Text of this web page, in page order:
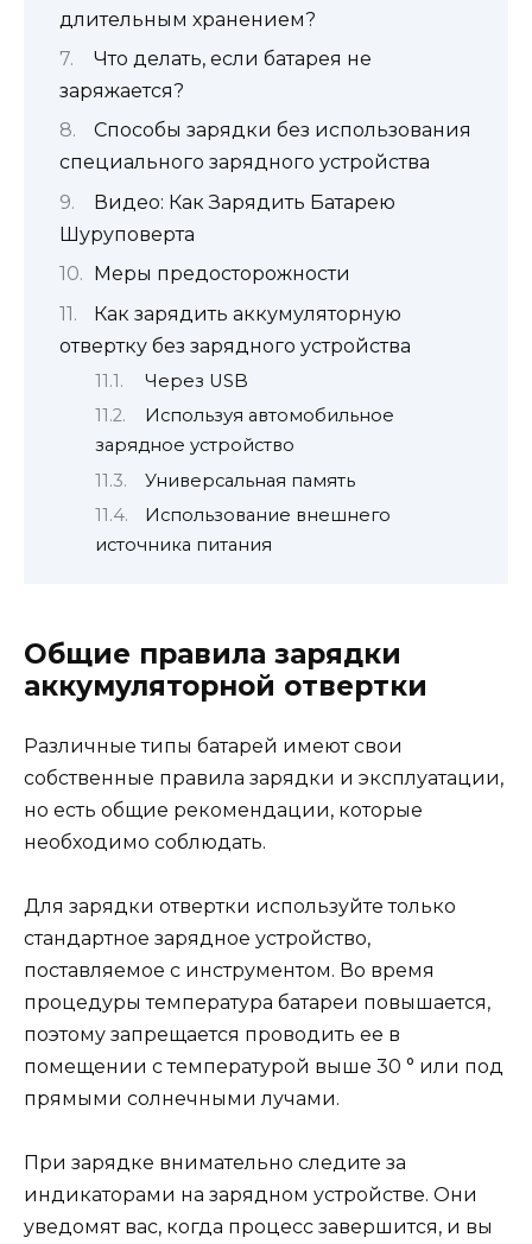
длительным хранением?
Что делать, если батарея не
заряжается?
Способы зарядки без использования
специального зарядного устройства
Видео: Как Зарядить Батарею
Шуруповерта
Меры предосторожности
Как зарядить аккумуляторную
отвертку без зарядного устройства
Через USB
Используя автомобильное
зарядное устройство
Универсальная память
Использование внешнего
источника питания
Общие правила зарядки
аккумуляторной отвертки
Различные типы батарей имеют свои
собственные правила зарядки и эксплуатации,
но есть общие рекомендации, которые
необходимо соблюдать.
Для зарядки отвертки используйте только
стандартное зарядное устройство,
поставляемое с инструментом. Во время
процедуры температура батареи повышается,
поэтому запрещается проводить ее в
помещении с температурой выше 30 ° или под
прямыми солнечными лучами.
При зарядке внимательно следите за
индикаторами на зарядном устройстве. Они
уведомят вас, когда процесс завершится, и вы